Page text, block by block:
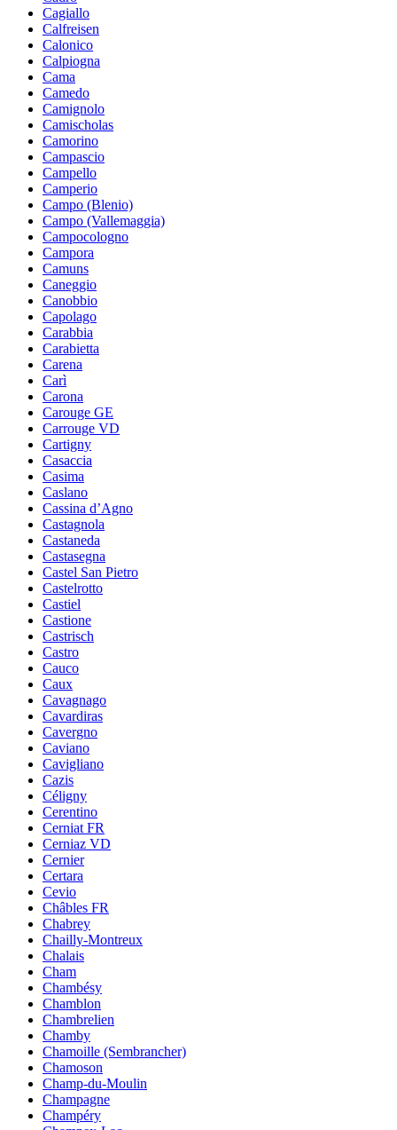
Cagiallo
Calfreisen
Calonico
Calpiogna
Cama
Camedo
Camignolo
Camischolas
Camorino
Campascio
Campello
Camperio
Campo (Blenio)
Campo (Vallemaggia)
Campocologno
Campora
Camuns
Caneggio
Canobbio
Capolago
Carabbia
Carabietta
Carena
Carì
Carona
Carouge GE
Carrouge VD
Cartigny
Casaccia
Casima
Caslano
Cassina d’Agno
Castagnola
Castaneda
Castasegna
Castel San Pietro
Castelrotto
Castiel
Castione
Castrisch
Castro
Cauco
Caux
Cavagnago
Cavardiras
Cavergno
Caviano
Cavigliano
Cazis
Céligny
Cerentino
Cerniat FR
Cerniaz VD
Cernier
Certara
Cevio
Châbles FR
Chabrey
Chailly-Montreux
Chalais
Cham
Chambésy
Chamblon
Chambrelien
Chamby
Chamoille (Sembrancher)
Chamoson
Champ-du-Moulin
Champagne
Champéry